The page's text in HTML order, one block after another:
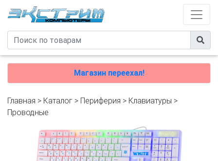
Магазин переехал!
Главная > Каталог > Периферия > Клавиатуры >
Проводные